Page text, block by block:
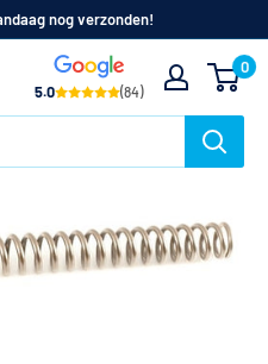
nog verzonden!
5.0 (84)
0